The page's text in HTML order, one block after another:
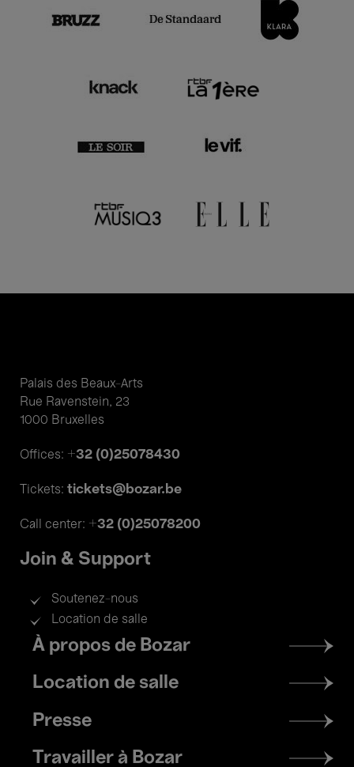
Palais des Beaux-Arts
Rue Ravenstein, 23
1000 Bruxelles
Offices: +32 (0)25078430
Tickets: tickets@bozar.be
Call center: +32 (0)25078200
Join & Support
Soutenez-nous
Location de salle
Footer
menu
À propos de Bozar
Location de salle
Presse
Travailler à Bozar